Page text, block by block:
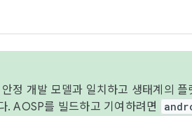
정 개발 모델과 일치하고 생태계의
. AOSP를 빌드하고 기여하려면